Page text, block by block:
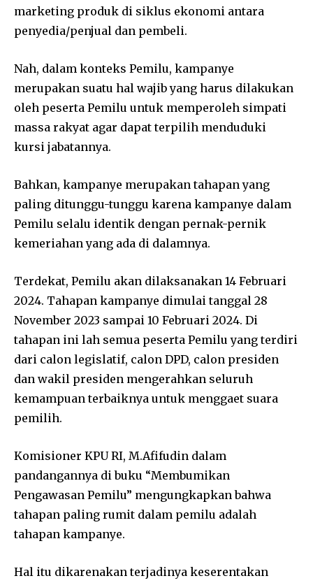
marketing produk di siklus ekonomi antara
penyedia/penjual dan pembeli.
Nah, dalam konteks Pemilu, kampanye
merupakan suatu hal wajib yang harus dilakukan
oleh peserta Pemilu untuk memperoleh simpati
massa rakyat agar dapat terpilih menduduki
kursi jabatannya.
Bahkan, kampanye merupakan tahapan yang
paling ditunggu-tunggu karena kampanye dalam
Pemilu selalu identik dengan pernak-pernik
kemeriahan yang ada di dalamnya.
Terdekat, Pemilu akan dilaksanakan 14 Februari
2024. Tahapan kampanye dimulai tanggal 28
November 2023 sampai 10 Februari 2024. Di
tahapan ini lah semua peserta Pemilu yang terdiri
dari calon legislatif, calon DPD, calon presiden
dan wakil presiden mengerahkan seluruh
kemampuan terbaiknya untuk menggaet suara
pemilih.
Komisioner KPU RI, M.Afifudin dalam
pandangannya di buku “Membumikan
Pengawasan Pemilu” mengungkapkan bahwa
tahapan paling rumit dalam pemilu adalah
tahapan kampanye.
Hal itu dikarenakan terjadinya keserentakan